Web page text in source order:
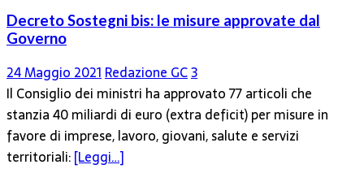
Decreto Sostegni bis: le misure approvate dal
Governo
24 Maggio 2021Redazione GC3
Il Consiglio dei ministri ha approvato 77 articoli che
stanzia 40 miliardi di euro (extra deficit) per misure in
favore di imprese, lavoro, giovani, salute e servizi
territoriali:[Leggi…]